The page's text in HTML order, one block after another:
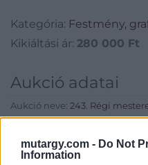
mutargy.com - Do Not
Information
Kategória: Festmény,
Kikiáltási ár: 280 000 Ft
Aukció adatai
Aukció neve: 243. Régi
Aukció ideje: 17:00